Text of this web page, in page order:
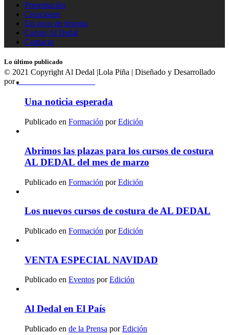
Presentación
Creaciones
Un poco de historia
Cursos Al Dedal
Contacto
Lo último publicado
Una noticia esperada
Publicado en Formación porEdición
Abrimos las plazas para los cursos de costura
AL DEDAL del mes de marzo
Publicado en Formación porEdición
Los nuevos cursos de costura de AL DEDAL
Publicado en Formación porEdición
VENTA ESPECIAL NAVIDAD
Publicado en Eventos porEdición
Al Dedal en El País
Publicado en de la Prensa porEdición
© 2021 Copyright Al Dedal |Lola Piña | Diseñado y Desarrollado
porMasMediaCanarias.com